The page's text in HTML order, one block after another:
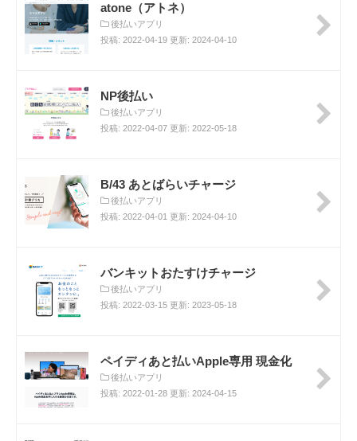
atone（アトネ）
後払いアプリ
投稿: 2022-04-19 更新: 2024-04-10
NP後払い
後払いアプリ
投稿: 2022-04-07 更新: 2022-05-18
B/43 あとばらいチャージ
後払いアプリ
投稿: 2022-04-01 更新: 2024-04-10
バンキットおたすけチャージ
後払いアプリ
投稿: 2022-03-15 更新: 2023-05-18
ペイディあと払いApple専用 現金化
後払いアプリ
投稿: 2022-01-28 更新: 2024-04-15